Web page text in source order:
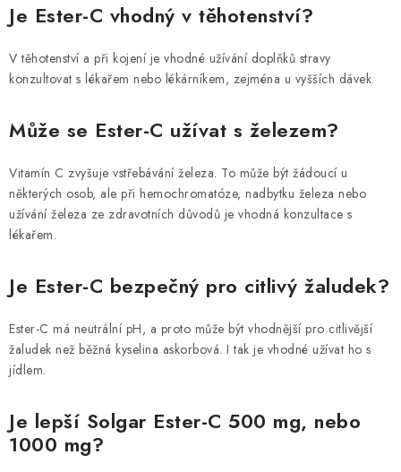
Je Ester-C vhodný v těhotenství?
V těhotenství a při kojení je vhodné užívání doplňků stravy
konzultovat s lékařem nebo lékárníkem, zejména u vyšších dávek.
Může se Ester-C užívat s železem?
Vitamín C zvyšuje vstřebávání železa. To může být žádoucí u
některých osob, ale při hemochromatóze, nadbytku železa nebo
užívání železa ze zdravotních důvodů je vhodná konzultace s
lékařem.
Je Ester-C bezpečný pro citlivý žaludek?
Ester-C má neutrální pH, a proto může být vhodnější pro citlivější
žaludek než běžná kyselina askorbová. I tak je vhodné užívat ho s
jídlem.
Je lepší Solgar Ester-C 500 mg, nebo
1000 mg?